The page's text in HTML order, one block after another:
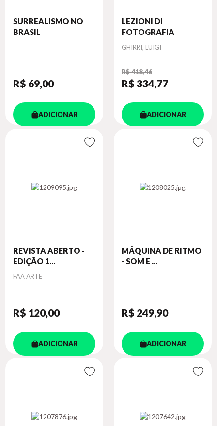
SURREALISMO NO
BRASIL
R$ 69,00
ADICIONAR
LEZIONI DI
FOTOGRAFIA
Autor
GHIRRI, LUIGI
R$ 418,46
R$ 334,77
ADICIONAR
REVISTA ABERTO -
EDIÇÃO 1...
Autor
FAA ARTE
R$ 120,00
ADICIONAR
MÁQUINA DE RITMO
- SOM E ...
R$ 249,90
ADICIONAR